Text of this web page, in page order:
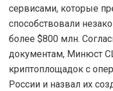
сервисами, которые
способствовали
более $800 млн.
документам, Минюст
криптоплощадок с
России и назвал их